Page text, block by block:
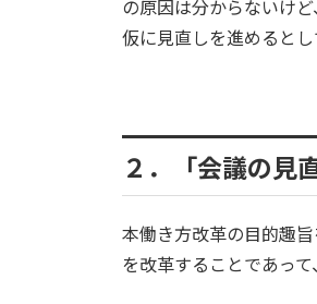
の原因は分からないけ
仮に見直しを進めると
２．「会議の見
本働き方改革の目的趣
を改革することであっ